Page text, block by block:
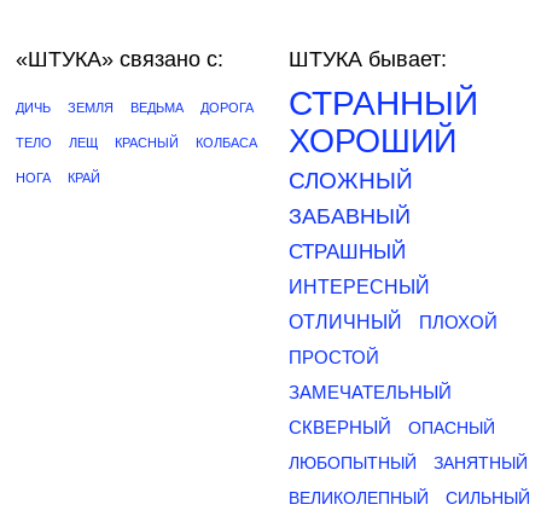
«ШТУКА» связано с:
ДИЧЬ ЗЕМЛЯ ВЕДЬМА ДОРОГА
ТЕЛО ЛЕЩ КРАСНЫЙ КОЛБАСА
НОГА КРАЙ
ШТУКА бывает:
СТРАННЫЙ
ХОРОШИЙ
СЛОЖНЫЙ
ЗАБАВНЫЙ
СТРАШНЫЙ
ИНТЕРЕСНЫЙ
ОТЛИЧНЫЙ
ПЛОХОЙ
ПРОСТОЙ
ЗАМЕЧАТЕЛЬНЫЙ
СКВЕРНЫЙ
ОПАСНЫЙ
ЛЮБОПЫТНЫЙ
ЗАНЯТНЫЙ
ВЕЛИКОЛЕПНЫЙ
СИЛЬНЫЙ